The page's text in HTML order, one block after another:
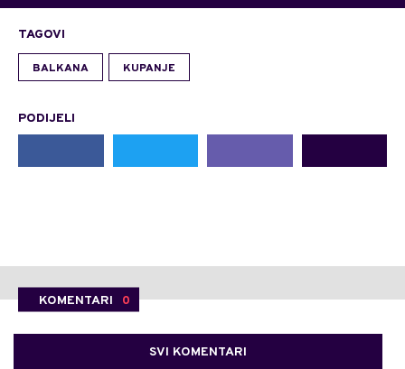
TAGOVI
BALKANA KUPANJE
PODIJELI
KOMENTARI 0
SVI KOMENTARI